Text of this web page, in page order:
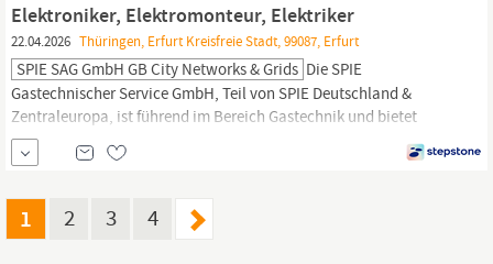
Instandhaltung von Gasdruckregel- und Messanlagen,
bundesweiten Zählerservice,...
Elektroniker, Elektromonteur, Elektriker
22.04.2026 Thüringen, Erfurt Kreisfreie Stadt, 99087, Erfurt
SPIE SAG GmbH GB City Networks & Grids Die SPIE
Gastechnischer Service GmbH, Teil von SPIE Deutschland &
Zentraleuropa, ist führend im Bereich Gastechnik und bietet
innovative Lösungen rund um das Verteilnetz zu den
Versorgungsmedien Gas, Wasser und Strom an. Unsere
Instandhaltung von Gasdruckregel- und Messanlagen,
bundesweiten Zählerservice,...
1 2 3 4